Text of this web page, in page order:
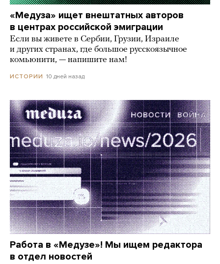
«Медуза» ищет внештатных авторов
в центрах российской эмиграции
Если вы живете в Сербии, Грузии, Израиле
и других странах, где большое русскоязычное
комьюнити, — напишите нам!
ИСТОРИИ 10 дней назад
Работа в «Медузе»! Мы ищем редактора
в отдел новостей